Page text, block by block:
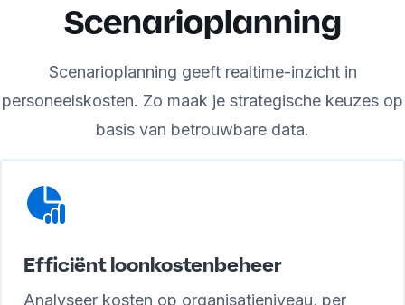
Scenarioplanning
Scenarioplanning geeft realtime-inzicht in
personeelskosten. Zo maak je strategische keuzes op
basis van betrouwbare data.
Efficiënt loonkostenbeheer
Analyseer kosten op organisatieniveau, per